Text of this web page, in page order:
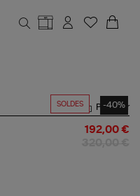
SOLDES -40%
Partager
192,00 €